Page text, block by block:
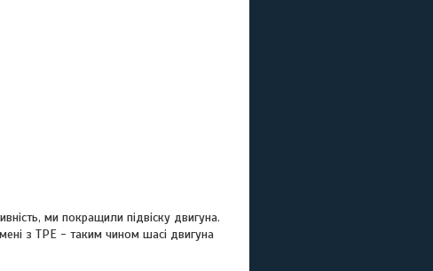
ми покращили підвіску двигуна.
з TPE - таким чином шасі двигуна